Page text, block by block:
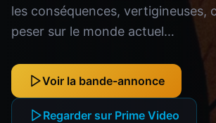
les conséquences, vertigineuses,
peser sur le monde actuel…
Voir la bande-annonce
Regarder sur Prime Video